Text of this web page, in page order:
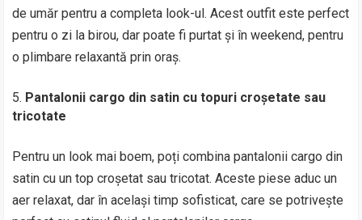
de umăr pentru a completa look-ul. Acest outfit este perfect
pentru o zi la birou, dar poate fi purtat și în weekend, pentru
o plimbare relaxantă prin oraș.
Pantalonii cargo din satin cu topuri croșetate sau
tricotate
Pentru un look mai boem, poți combina pantalonii cargo din
satin cu un top croșetat sau tricotat. Aceste piese aduc un
aer relaxat, dar în același timp sofisticat, care se potrivește